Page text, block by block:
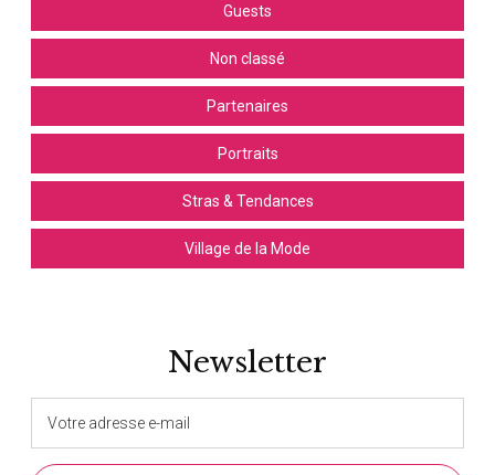
Guests
Non classé
Partenaires
Portraits
Stras & Tendances
Village de la Mode
Newsletter